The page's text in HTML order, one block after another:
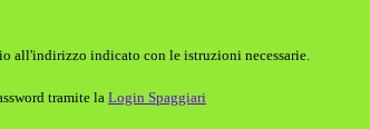
all'indirizzo indicato con le istruzioni necessarie.
tramite la Login Spaggiari